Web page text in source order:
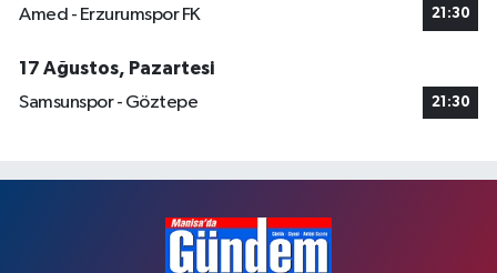
Amed - Erzurumspor FK 21:30
17 Ağustos, Pazartesi
Samsunspor - Göztepe
21:30